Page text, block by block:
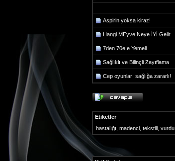
Aspirin yoksa kiraz!
Hangi MEyve Neye İYİ Gelir
7den 70e e Yemeli
Sağlıklı ve Bilinçli Zayıflama
Cep oyunları sağlığa zararlı!
Etiketler
hastalığı madenci tekstili vurdu